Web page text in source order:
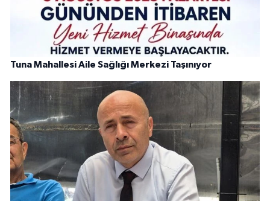
Tuna Mahallesi Aile Sağlığı Merkezi Taşınıyor